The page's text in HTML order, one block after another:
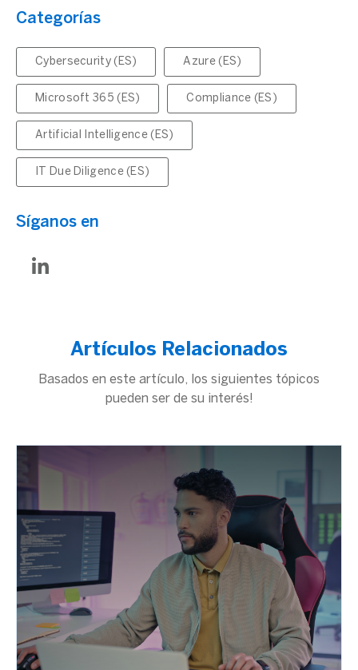
Categorías
Cybersecurity (ES) Azure (ES)
Microsoft 365 (ES) Compliance (ES)
Artificial Intelligence (ES)
IT Due Diligence (ES)
Síganos en
Artículos Relacionados
Basados en este artículo, los siguientes tópicos
pueden ser de su interés!